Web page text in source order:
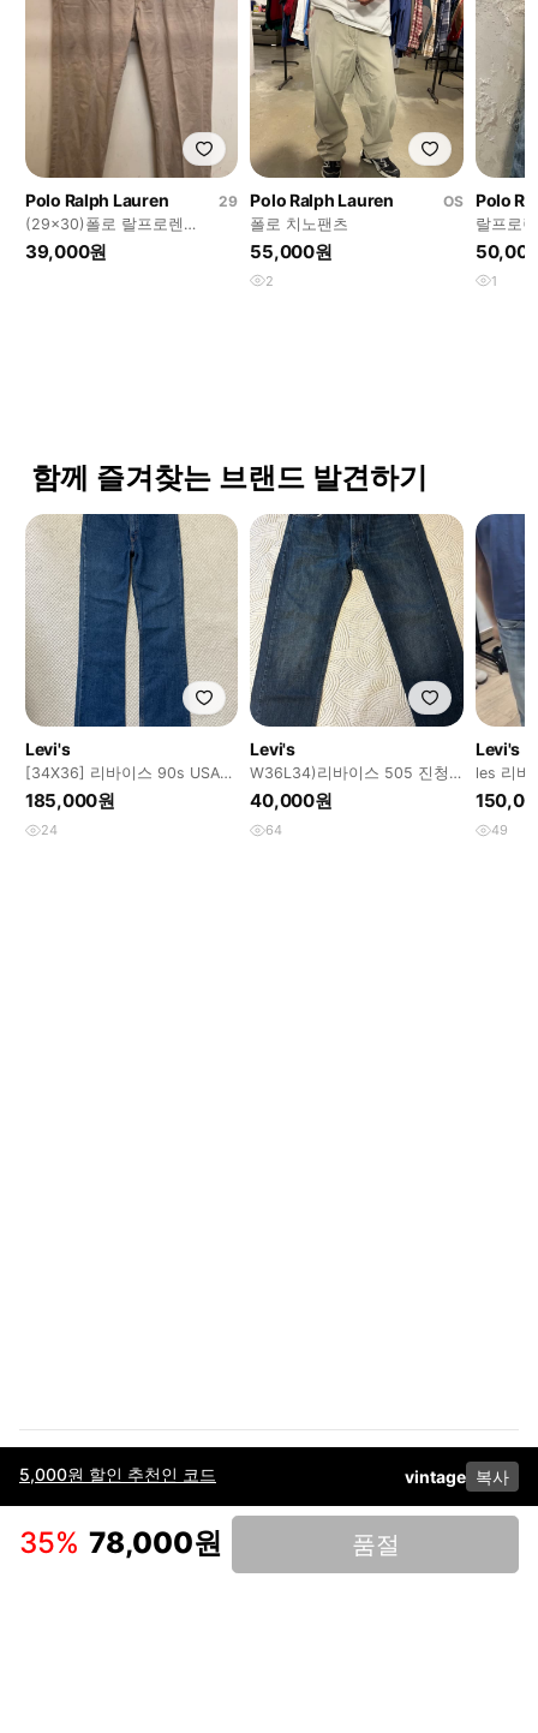
5,000원 할인 추천인 코드 vintage 복사
35% 78,000원 품절
Polo Ralph Lauren
29
(29x30)폴로 랄프로렌
Bedford Chino 스트레이트 치
노 팬츠
39,000원
Polo Ralph Lauren
OS
폴로 치노팬츠
55,000원
2
Polo
랄프로
1
함께 즐겨찾는 브랜드 발견하기
Levi's
[34X36] 리바이스 90s USA
517 오렌지탭 부츠컷 데님 팬
185,000원
24
Levi's
W36L34)리바이스 505 진청
데님
40,000원
64
Levi's
les 리바
49
이용약관고객센터판매개인정보 처리방침사업자 정보다운로드
인스타그램